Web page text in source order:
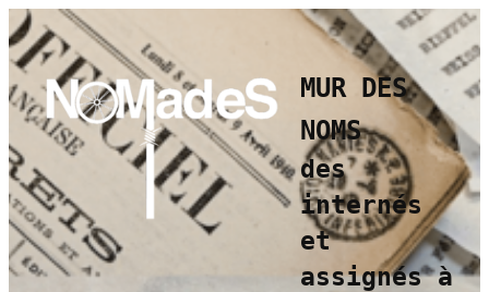
Aller
au
contenu
MUR DES
NOMS
des
internés
et
assignés à